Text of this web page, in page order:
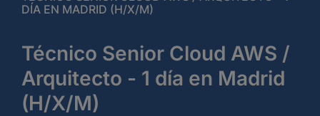
DÍA EN MADRID (H/X/M)
Técnico Senior Cloud AWS /
Arquitecto - 1 día en Madrid
(H/X/M)